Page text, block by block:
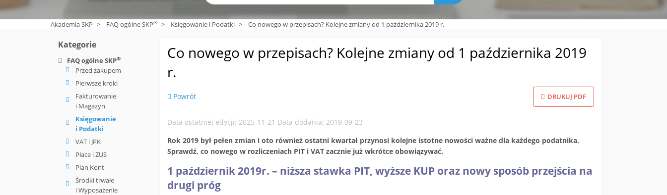
Akademia SKP > FAQ ogólne SKP® > Księgowanie i Podatki > Co nowego w przepisach? Kolejne zmiany od 1 października 2019 r.
Kategorie
FAQ ogólne SKP®
Przed zakupem
Pierwsze kroki
Fakturowanie
i Magazyn
Księgowanie
i Podatki
VAT i JPK
Płace i ZUS
Plan Kont
Środki trwałe
i Wyposażenie
Co nowego w przepisach? Kolejne zmiany od 1 października 2019
r.
Powrót DRUKUJ PDF
Data ostatniej edycji: 2025-11-21 Data dodania: 2019-09-23
Rok 2019 był pełen zmian i oto również ostatni kwartał przynosi kolejne istotne nowości ważne dla każdego podatnika.
Sprawdź, co nowego w rozliczeniach PIT i VAT zacznie już wkrótce obowiązywać.
1 październik 2019r. – niższa stawka PIT, wyższe KUP oraz nowy sposób przejścia na
drugi próg